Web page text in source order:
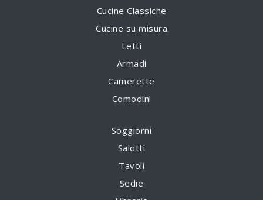
Cucine Classiche
Cucine su misura
Letti
Armadi
Camerette
Comodini
Soggiorni
Salotti
Tavoli
Sedie